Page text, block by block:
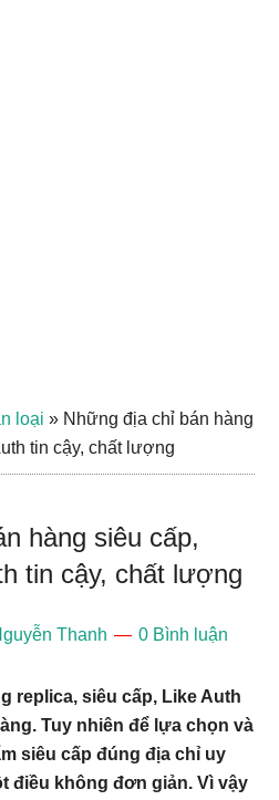
loại » Những địa chỉ bán hàng
tin cậy, chất lượng
hàng siêu cấp,
tin cậy, chất lượng
Thanh 0 Bình luận
replica, siêu cấp, Like Auth
Tuy nhiên để lựa chọn và
siêu cấp đúng địa chỉ uy
điều không đơn giản. Vì vậy